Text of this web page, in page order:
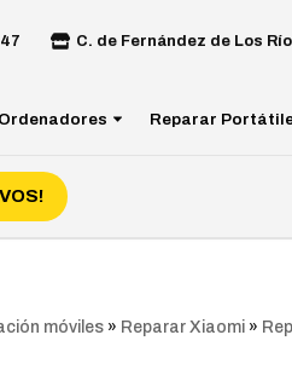
C. de Fernández de Los
Reparar
móviles » Reparar Xiaomi »